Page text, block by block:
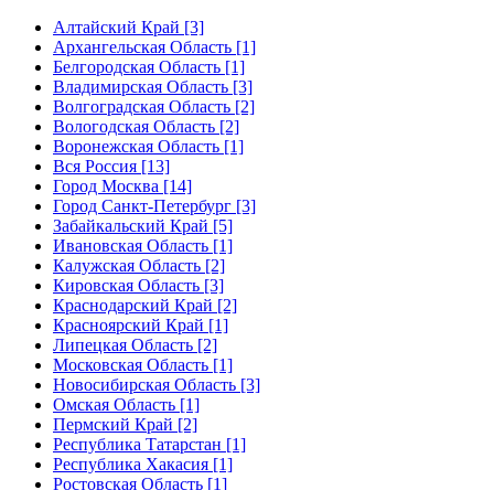
Алтайский Край [3]
Архангельская Область [1]
Белгородская Область [1]
Владимирская Область [3]
Волгоградская Область [2]
Вологодская Область [2]
Воронежская Область [1]
Вся Россия [13]
Город Москва [14]
Город Санкт-Петербург [3]
Забайкальский Край [5]
Ивановская Область [1]
Калужская Область [2]
Кировская Область [3]
Краснодарский Край [2]
Красноярский Край [1]
Липецкая Область [2]
Московская Область [1]
Новосибирская Область [3]
Омская Область [1]
Пермский Край [2]
Республика Татарстан [1]
Республика Хакасия [1]
Ростовская Область [1]